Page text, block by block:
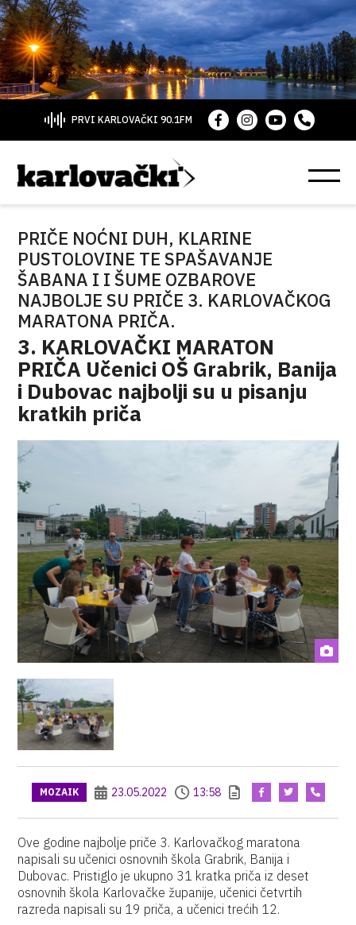
PRVI KARLOVAČKI 90.1FM
PRIČE NOĆNI DUH, KLARINE
PUSTOLOVINE TE SPAŠAVANJE
ŠABANA I I ŠUME OZBAROVE
NAJBOLJE SU PRIČE 3. KARLOVAČKOG
MARATONA PRIČA.
3. KARLOVAČKI MARATON
PRIČA Učenici OŠ Grabrik, Banija
i Dubovac najbolji su u pisanju
kratkih priča
MOZAIK 23.05.2022 13:58
Ove godine najbolje priče 3. Karlovačkog maratona
napisali su učenici osnovnih škola Grabrik, Banija i
Dubovac. Pristiglo je ukupno 31 kratka priča iz deset
osnovnih škola Karlovačke županije, učenici četvrtih
razreda napisali su 19 priča, a učenici trećih 12.